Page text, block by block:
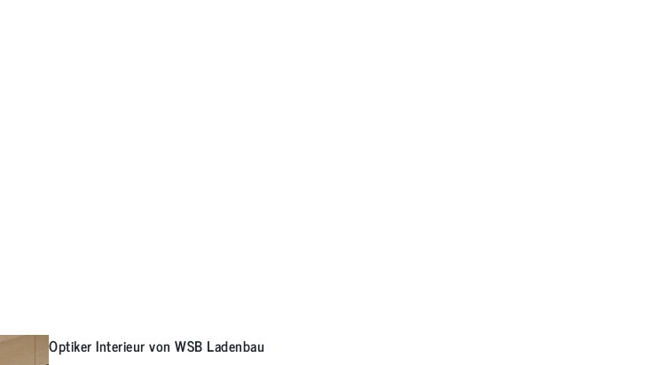
Optiker Interieur von WSB Ladenbau